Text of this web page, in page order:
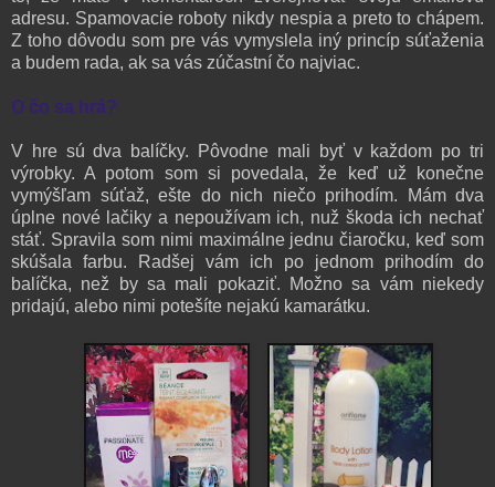
adresu. Spamovacie roboty nikdy nespia a preto to chápem.
Z toho dôvodu som pre vás vymyslela iný princíp súťaženia
a budem rada, ak sa vás zúčastní čo najviac.
O čo sa hrá?
V hre sú dva balíčky. Pôvodne mali byť v každom po tri
výrobky. A potom som si povedala, že keď už konečne
vymýšľam súťaž, ešte do nich niečo prihodím. Mám dva
úplne nové lačiky a nepoužívam ich, nuž škoda ich nechať
stáť. Spravila som nimi maximálne jednu čiaročku, keď som
skúšala farbu. Radšej vám ich po jednom prihodím do
balíčka, než by sa mali pokaziť. Možno sa vám niekedy
pridajú, alebo nimi potešíte nejakú kamarátku.